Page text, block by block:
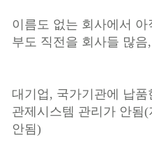
이름도 없는 회사에서
부도 직전을 회사들 많
대기업, 국가기관에 납
관제시스템 관리가 안됨
안됨)